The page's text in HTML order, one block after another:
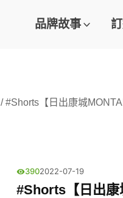
品牌故事
/ #Shorts【日出康城
3902022-07-19
#Shorts【日出康